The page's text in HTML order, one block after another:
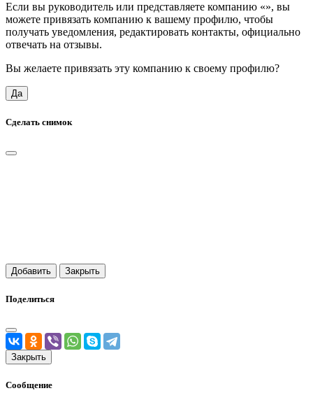
Если вы руководитель или представляете компанию «», вы
можете привязать компанию к вашему профилю, чтобы
получать уведомления, редактировать контакты, официально
отвечать на отзывы.
Вы желаете привязать эту компанию к своему профилю?
Да
Сделать снимок
Добавить Закрыть
Поделиться
Закрыть
Сообщение